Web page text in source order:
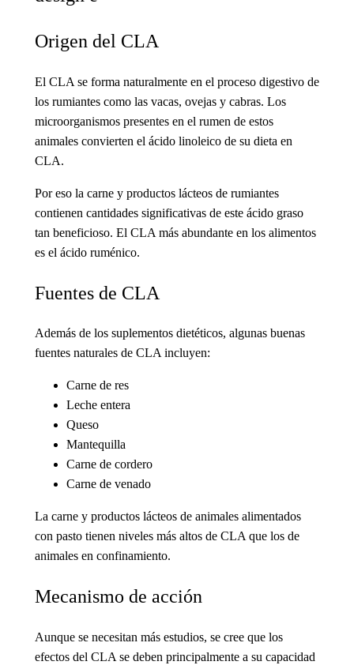
Origen del CLA
El CLA se forma naturalmente en el proceso digestivo de
los rumiantes como las vacas, ovejas y cabras. Los
microorganismos presentes en el rumen de estos
animales convierten el ácido linoleico de su dieta en
CLA.
Por eso la carne y productos lácteos de rumiantes
contienen cantidades significativas de este ácido graso
tan beneficioso. El CLA más abundante en los alimentos
es el ácido ruménico.
Fuentes de CLA
Además de los suplementos dietéticos, algunas buenas
fuentes naturales de CLA incluyen:
Carne de res
Leche entera
Queso
Mantequilla
Carne de cordero
Carne de venado
La carne y productos lácteos de animales alimentados
con pasto tienen niveles más altos de CLA que los de
animales en confinamiento.
Mecanismo de acción
Aunque se necesitan más estudios, se cree que los
efectos del CLA se deben principalmente a su capacidad